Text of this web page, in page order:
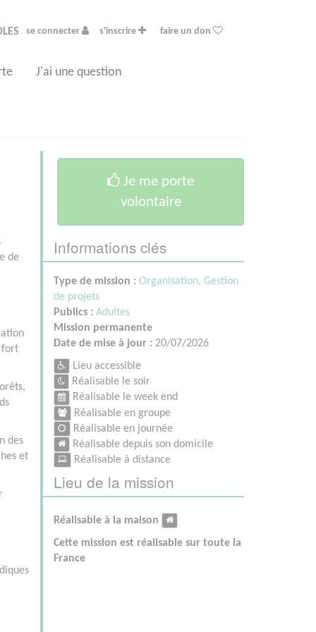
se connecter s'inscrire faire un don
J'ai une question
de
fort
des
et
Je me porte
volontaire
Informations clés
Type de mission : Organisation, Gestion
de projets
Publics : Adultes
Mission permanente
Date de mise à jour : 20/07/2026
Lieu accessible
Réalisable le soir
Réalisable le week end
Réalisable en groupe
Réalisable en journée
Réalisable depuis son domicile
Réalisable à distance
Lieu de la mission
Réalisable à la maison
Cette mission est réalisable sur toute la
France